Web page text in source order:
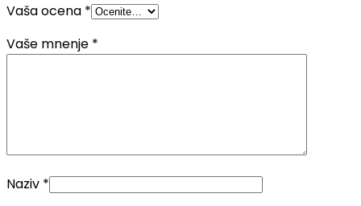
Vaša ocena *
Vaše mnenje *
Naziv *